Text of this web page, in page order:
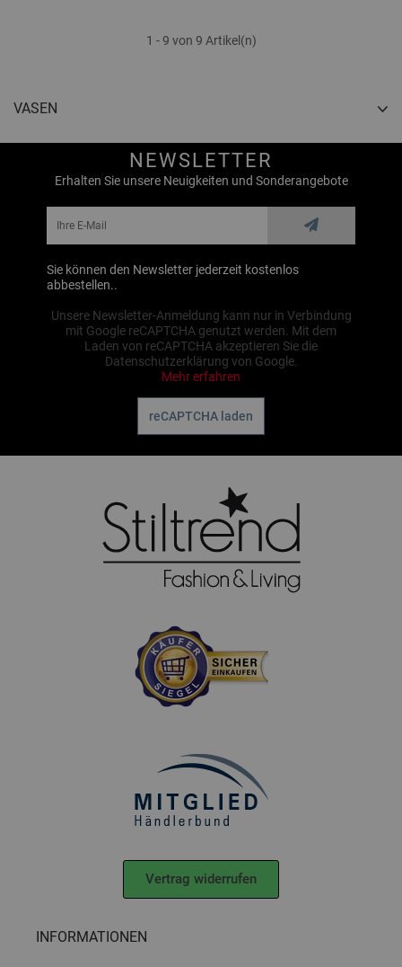
1 - 9 von 9 Artikel(n)
VASEN
NEWSLETTER
Erhalten Sie unsere Neuigkeiten und Sonderangebote
Sie können den Newsletter jederzeit kostenlos
abbestellen..
Unsere Newsletter-Anmeldung kann nur in Verbindung
mit Google reCAPTCHA genutzt werden. Mit dem
Laden von reCAPTCHA akzeptieren Sie die
Datenschutzerklärung von Google.
Mehr erfahren
reCAPTCHA laden
Vertrag widerrufen
INFORMATIONEN